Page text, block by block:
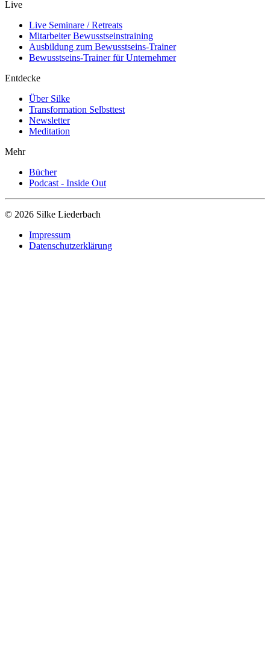
Live
Live Seminare / Retreats
Mitarbeiter Bewusstseinstraining
Ausbildung zum Bewusstseins-Trainer
Bewusstseins-Trainer für Unternehmer
Entdecke
Über Silke
Transformation Selbsttest
Newsletter
Meditation
Mehr
Bücher
Podcast - Inside Out
© 2026 Silke Liederbach
Impressum
Datenschutzerklärung